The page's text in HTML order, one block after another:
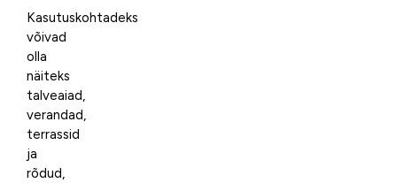
Kasutuskohtadeks
võivad
olla
näiteks
talveaiad,
verandad,
terrassid
ja
rõdud,